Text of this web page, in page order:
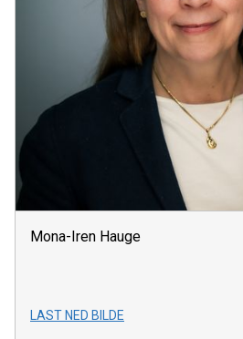
Mona-Iren Hauge
LAST NED BILDE